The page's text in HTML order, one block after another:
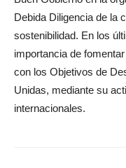
Debida Diligencia de la
sostenibilidad. En los
importancia de
con los Objetivos de
Unidas, mediante su
internacionales.